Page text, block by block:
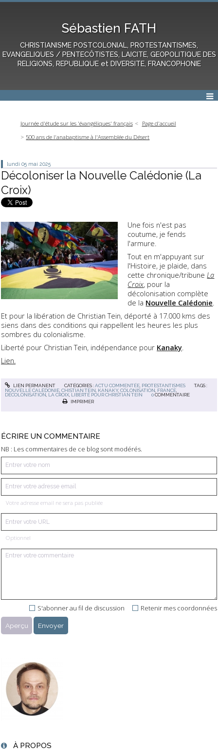
Sébastien FATH
CHRISTIANISME POSTCOLONIAL, PROTESTANTISMES,
EVANGELIQUES / PENTECÔTISTES, LAICITE, GEOPOLITIQUE DES
RELIGIONS, REPUBLIQUE et DIVERSITE, FRANCOPHONIE
À PROPOS
Journée d'étude sur les 'évangéliques' français
Page d'accueil
500 ans de l'anabaptisme à l'Assemblée du Désert
lundi 05 mai 2025
Décoloniser la Nouvelle Calédonie (La
Croix)
Une fois n'est pas
coutume, je fends
l'armure.
Tout en m'appuyant sur
l'Histoire, je plaide, dans
cette chronique/tribune La
Croix, pour la
décolonisation complète
de la Nouvelle Calédonie
Et pour la libération de Christian Tein, déporté à 17.000 kms des
siens dans des conditions qui rappellent les heures les plus
sombres du colonialisme.
Liberté pour Christian Tein, indépendance pour Kanaky.
Lien.
LIEN PERMANENT CATÉGORIES :ACTU COMMENTÉE, PROTESTANTISMES
TAGS :
NOUVELLE CALÉDONIE ,CHISTIAN TEIN KANAKY,COLONISATION FRANCE
DÉCOLONISATION LA CROIX LIBERTÉ POUR CHRISTIAN TEIN 0 COMMENTAIRE
IMPRIMER
ÉCRIRE UN COMMENTAIRE
NB : Les commentaires de ce blog sont modérés.
Votre adresse email ne sera pas publiée
Optionnel
Retenir mes coordonnées
S'abonner au fil de discussion